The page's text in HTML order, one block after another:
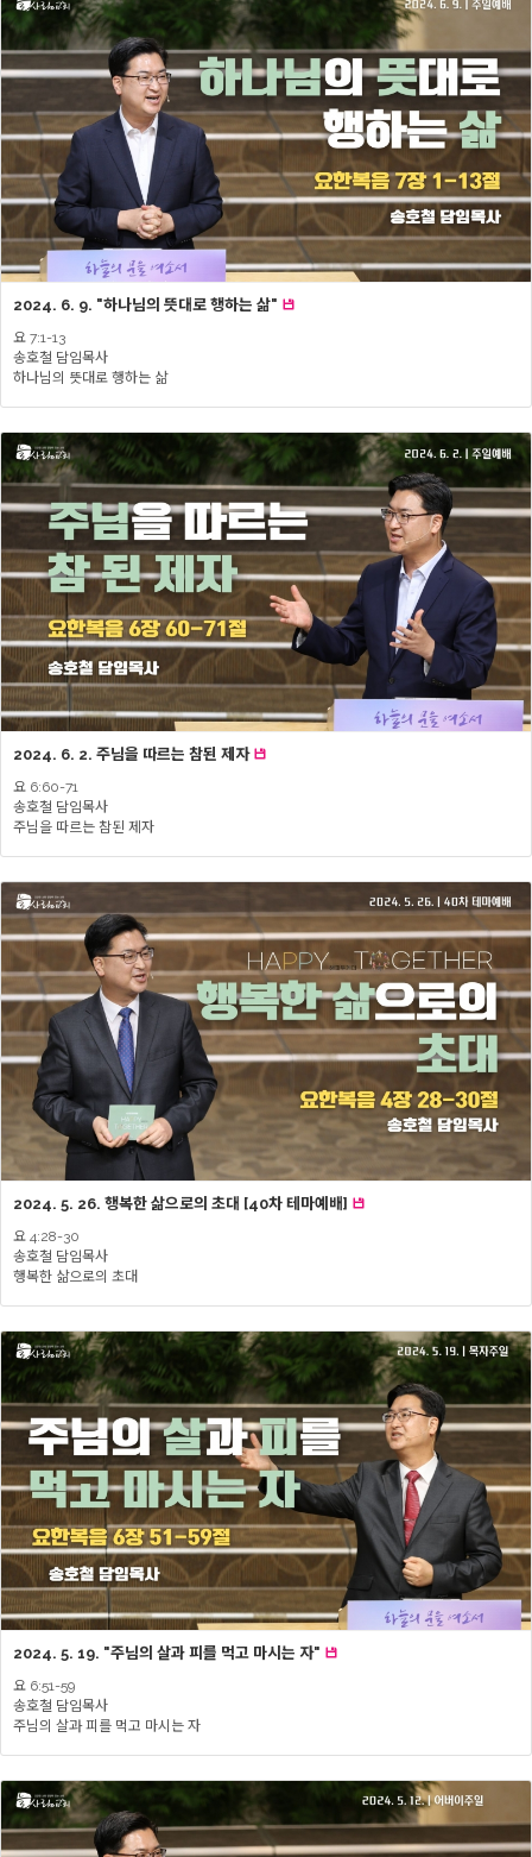
2024. 6. 9. "하나님의 뜻대로 행하는 삶"
요 7:1-13
송호철 담임목사
하나님의 뜻대로 행하는 삶
2024. 6. 2. 주님을 따르는 참된 제자
요 6:60-71
송호철 담임목사
주님을 따르는 참된 제자
2024. 5. 26. 행복한 삶으로의 초대 [40차 테마예배]
요 4:28-30
송호철 담임목사
행복한 삶으로의 초대
2024. 5. 19. "주님의 살과 피를 먹고 마시는 자"
요 6:51-59
송호철 담임목사
주님의 살과 피를 먹고 마시는 자